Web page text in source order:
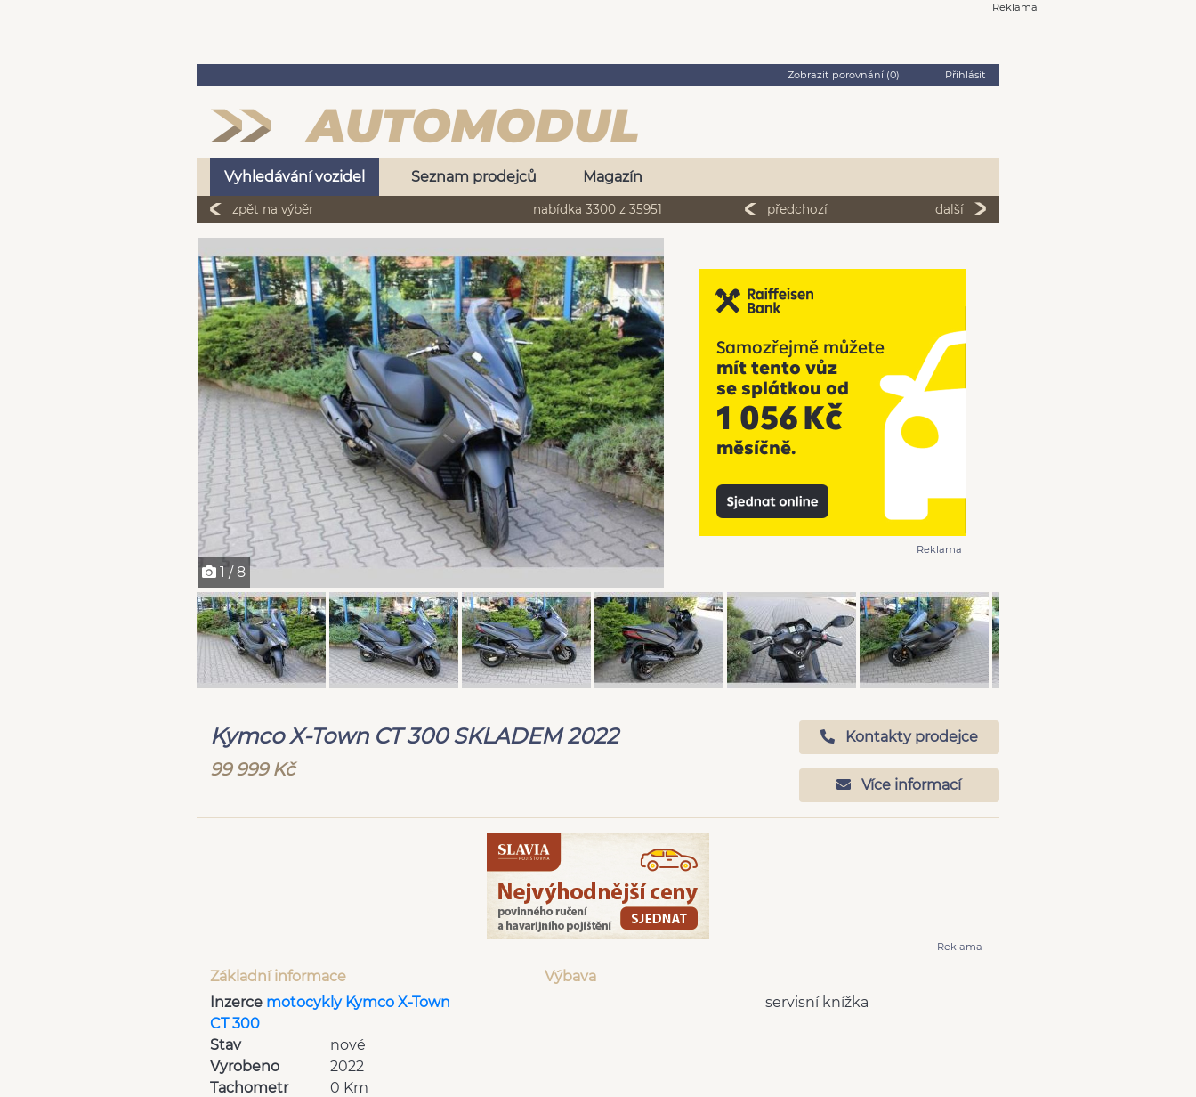
Reklama
Zobrazit porovnání (0) Přihlásit
Vyhledávání vozidel Seznam prodejců Magazín
zpět na výběr nabídka 3300 z 35951 předchozí další
1 / 8
Reklama
Kymco X-Town CT 300 SKLADEM 2022
99 999 Kč
Kontakty prodejce
Více informací
Reklama
Základní informace
Inzerce motocykly Kymco X-Town
CT 300
Stav
nové
Vyrobeno
2022
Tachometr
0 Km
Výbava
servisní knížka